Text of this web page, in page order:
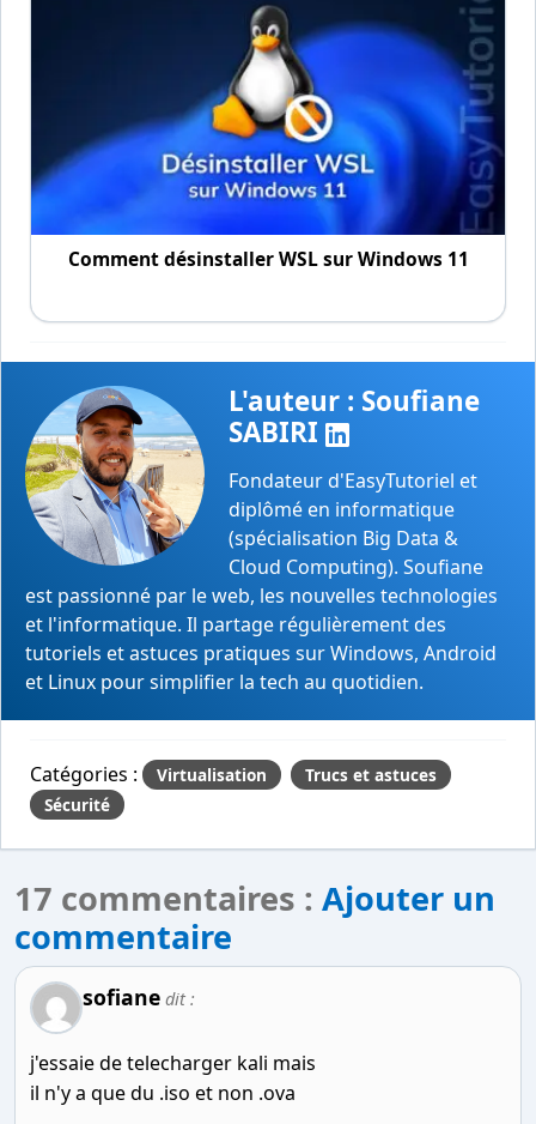
Comment désinstaller WSL sur Windows 11
L'auteur : Soufiane
SABIRI
Fondateur d'EasyTutoriel et
diplômé en informatique
(spécialisation Big Data &
Cloud Computing). Soufiane
est passionné par le web, les nouvelles technologies
et l'informatique. Il partage régulièrement des
tutoriels et astuces pratiques sur Windows, Android
et Linux pour simplifier la tech au quotidien.
Catégories : Virtualisation
Trucs et astuces
Sécurité
17 commentaires : Ajouter un
commentaire
sofiane dit :
j'essaie de telecharger kali mais
il n'y a que du .iso et non .ova